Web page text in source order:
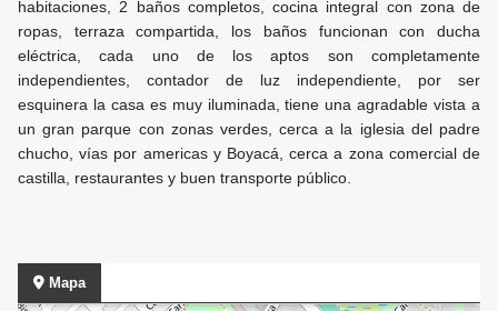
habitaciones, 2 baños completos, cocina integral con zona de
ropas, terraza compartida, los baños funcionan con ducha
eléctrica, cada uno de los aptos son completamente
independientes, contador de luz independiente, por ser
esquinera la casa es muy iluminada, tiene una agradable vista a
un gran parque con zonas verdes, cerca a la iglesia del padre
chucho, vías por americas y Boyacá, cerca a zona comercial de
castilla, restaurantes y buen transporte público.
Mapa